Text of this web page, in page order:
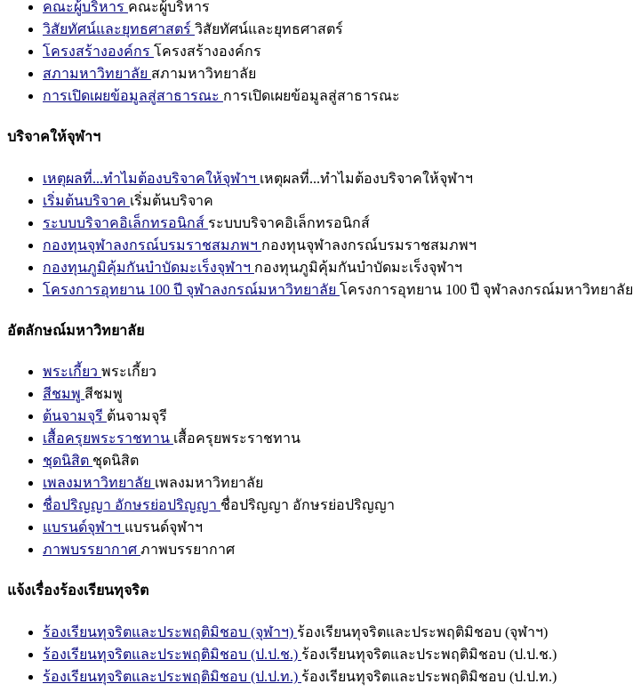
คณะผู้บริหาร คณะผู้บริหาร
วิสัยทัศน์และยุทธศาสตร์ วิสัยทัศน์และยุทธศาสตร์
โครงสร้างองค์กร โครงสร้างองค์กร
สภามหาวิทยาลัย สภามหาวิทยาลัย
การเปิดเผยข้อมูลสู่สาธารณะ การเปิดเผยข้อมูลสู่สาธารณะ
บริจาคให้จุฬาฯ
เหตุผลที่...ทำไมต้องบริจาคให้จุฬาฯ เหตุผลที่...ทำไมต้องบริจาคให้จุฬาฯ
เริ่มต้นบริจาค เริ่มต้นบริจาค
ระบบบริจาคอิเล็กทรอนิกส์ ระบบบริจาคอิเล็กทรอนิกส์
กองทุนจุฬาลงกรณ์บรมราชสมภพฯ กองทุนจุฬาลงกรณ์บรมราชสมภพฯ
กองทุนภูมิคุ้มกันบำบัดมะเร็งจุฬาฯ กองทุนภูมิคุ้มกันบำบัดมะเร็งจุฬาฯ
โครงการอุทยาน 100 ปี จุฬาลงกรณ์มหาวิทยาลัย โครงการอุทยาน 100 ปี จุฬาลงกรณ์มหาวิทยาลัย
อัตลักษณ์มหาวิทยาลัย
พระเกี้ยว พระเกี้ยว
สีชมพู สีชมพู
ต้นจามจุรี ต้นจามจุรี
เสื้อครุยพระราชทาน เสื้อครุยพระราชทาน
ชุดนิสิต ชุดนิสิต
เพลงมหาวิทยาลัย เพลงมหาวิทยาลัย
ชื่อปริญญา อักษรย่อปริญญา ชื่อปริญญา อักษรย่อปริญญา
แบรนด์จุฬาฯ แบรนด์จุฬาฯ
ภาพบรรยากาศ ภาพบรรยากาศ
แจ้งเรื่องร้องเรียนทุจริต
ร้องเรียนทุจริตและประพฤติมิชอบ (จุฬาฯ) ร้องเรียนทุจริตและประพฤติมิชอบ (จุฬาฯ)
ร้องเรียนทุจริตและประพฤติมิชอบ (ป.ป.ช.) ร้องเรียนทุจริตและประพฤติมิชอบ (ป.ป.ช.)
ร้องเรียนทุจริตและประพฤติมิชอบ (ป.ป.ท.) ร้องเรียนทุจริตและประพฤติมิชอบ (ป.ป.ท.)